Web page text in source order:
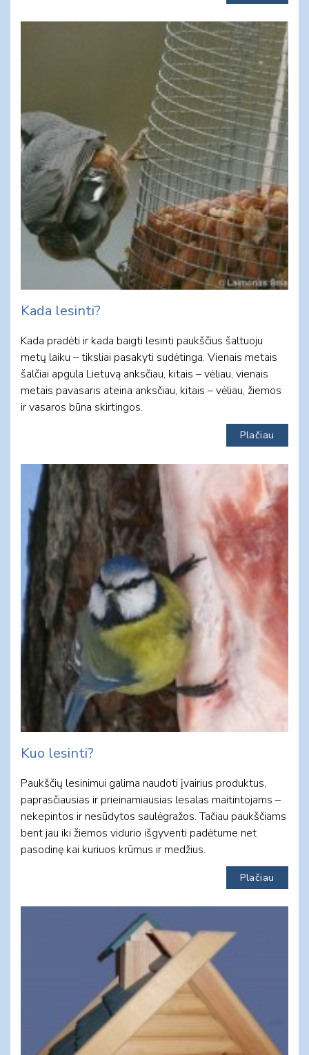
Kada lesinti?
Kada pradėti ir kada baigti lesinti paukščius šaltuoju
metų laiku – tiksliai pasakyti sudėtinga. Vienais metais
šalčiai apgula Lietuvą anksčiau, kitais – vėliau, vienais
metais pavasaris ateina anksčiau, kitais – vėliau, žiemos
ir vasaros būna skirtingos.
Plačiau
Kuo lesinti?
Paukščių lesinimui galima naudoti įvairius produktus,
paprasčiausias ir prieinamiausias lesalas maitintojams –
nekepintos ir nesūdytos saulėgražos. Tačiau paukščiams
bent jau iki žiemos vidurio išgyventi padėtume net
pasodinę kai kuriuos krūmus ir medžius.
Plačiau